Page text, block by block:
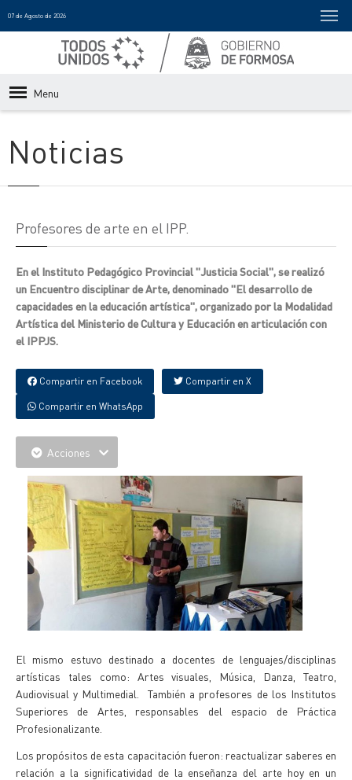
07 de Agosto de 2026
Menu
Noticias
Profesores de arte en el IPP.
En el Instituto Pedagógico Provincial "Justicia Social", se realizó
un Encuentro disciplinar de Arte, denominado "El desarrollo de
capacidades en la educación artística", organizado por la Modalidad
Artística del Ministerio de Cultura y Educación en articulación con
el IPPJS.
Compartir en Facebook Compartir en X
Compartir en WhatsApp
Acciones
El mismo estuvo destinado a docentes de lenguajes/disciplinas
artísticas tales como: Artes visuales, Música, Danza, Teatro,
Audiovisual y Multimedial. También a profesores de los Institutos
Superiores de Artes, responsables del espacio de Práctica
Profesionalizante.
Los propósitos de esta capacitación fueron: reactualizar saberes en
relación a la significatividad de la enseñanza del arte hoy en un